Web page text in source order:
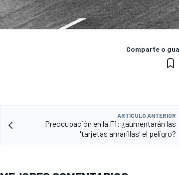
Comparte o
ARTÍCULO ANTERIOR
Preocupación en la F1: ¿aumentarán las
'tarjetas amarillas' el peligro?